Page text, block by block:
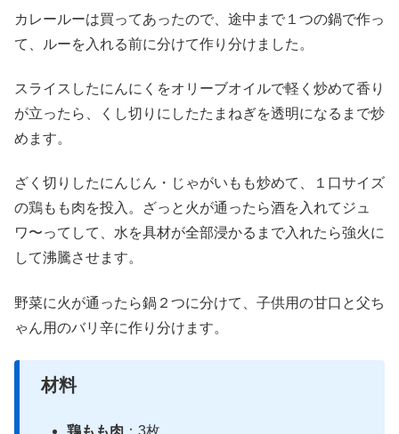
カレールーは買ってあったので、途中まで１つの鍋で作っ
て、ルーを入れる前に分けて作り分けました。
スライスしたにんにくをオリーブオイルで軽く炒めて香り
が立ったら、くし切りにしたたまねぎを透明になるまで炒
めます。
ざく切りしたにんじん・じゃがいもも炒めて、１口サイズ
の鶏もも肉を投入。ざっと火が通ったら酒を入れてジュ
ワ〜ってして、水を具材が全部浸かるまで入れたら強火に
して沸騰させます。
野菜に火が通ったら鍋２つに分けて、子供用の甘口と父ち
ゃん用のバリ辛に作り分けます。
材料